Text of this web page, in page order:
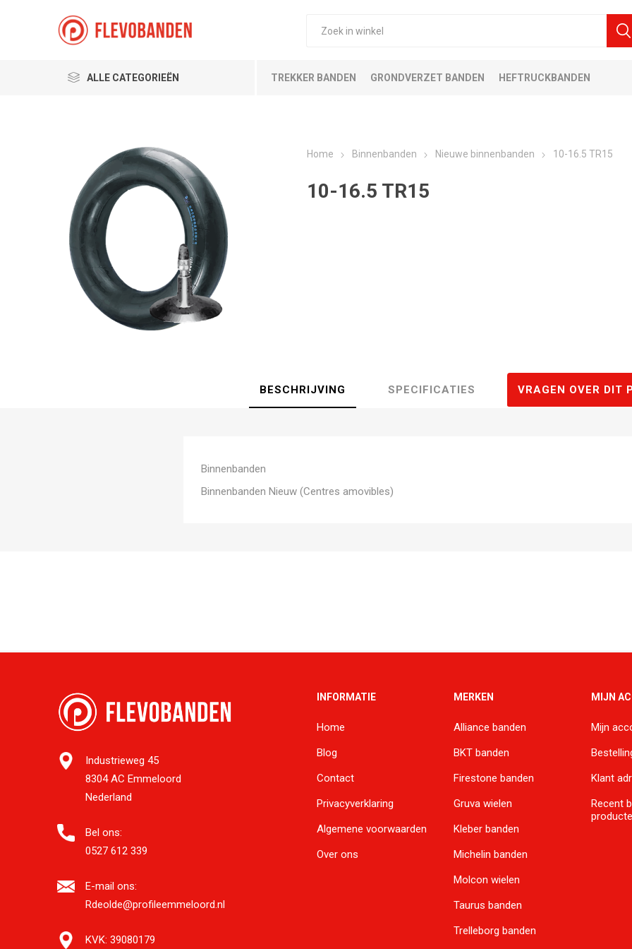
ALLE CATEGORIEËN TREKKER BANDEN GRONDVERZET BANDEN HEFTRUCKBANDEN
Home Binnenbanden Nieuwe binnenbanden 10-16.5 TR15
10-16.5 TR15
BESCHRIJVING SPECIFICATIES VRAGEN OVER DIT
Binnenbanden
Binnenbanden Nieuw (Centres amovibles)
Industrieweg 45
8304 AC Emmeloord
Nederland
Bel ons:
0527 612 339
E-mail ons:
Rdeolde@profileemmeloord.nl
KVK: 39080179
INFORMATIE
Home
Blog
Contact
Privacyverklaring
Algemene voorwaarden
Over ons
MERKEN
Alliance banden
BKT banden
Firestone banden
Gruva wielen
Kleber banden
Michelin banden
Molcon wielen
Taurus banden
Trelleborg banden
MIJN
Mijn
Klant
Recent